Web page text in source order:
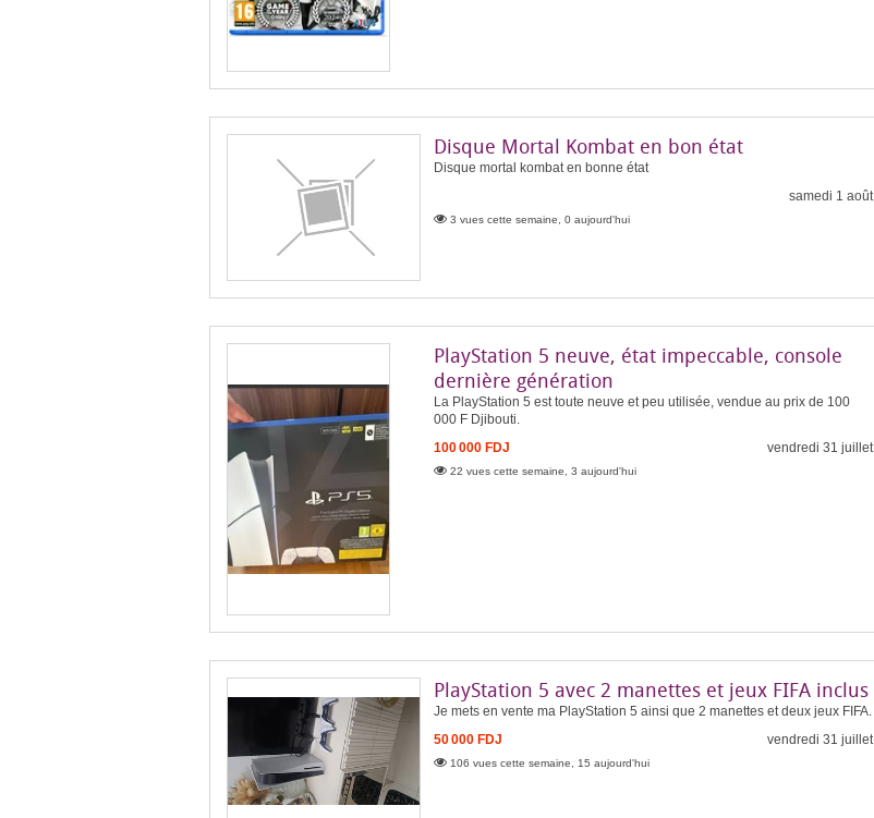
Disque Mortal Kombat en bon état
Disque mortal kombat en bonne état
samedi 1 août
3 vues cette semaine, 0 aujourd'hui
PlayStation 5 neuve, état impeccable, console
dernière génération
La PlayStation 5 est toute neuve et peu utilisée, vendue au prix de 100
000 F Djibouti.
100 000 FDJ
vendredi 31 juillet
22 vues cette semaine, 3 aujourd'hui
PlayStation 5 avec 2 manettes et jeux FIFA inclus
Je mets en vente ma PlayStation 5 ainsi que 2 manettes et deux jeux FIFA.
50 000 FDJ
vendredi 31 juillet
106 vues cette semaine, 15 aujourd'hui